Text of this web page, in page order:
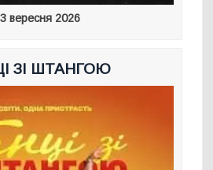
вересня 2026
ЗІ ШТАНГОЮ